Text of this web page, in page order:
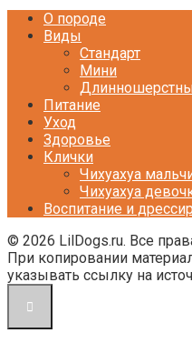
О породе
Виды
Стандарт
Мини
Питание
Уход
Здоровье
Клички
Чихуахуа
Чихуахуа
Воспитание и
© 2026 LilDogs.ru. Все
При копировании
указывать ссылку на